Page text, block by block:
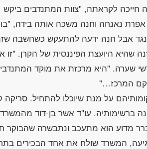
לקראתה, "צוות המתנדבים ביקש
אפרת נאנחה וחנה משכה אותה בידה,
אבל חנה ידעה להתעקש כשחשבה
שהיא היועצת הפיננסית של הקרן. "זו
שערה. "היא מרכזת את מוקד
על מנת שיוכלו להתחיל. סריקה
ברשימותיה. עו"ד אשר בן-דוד
מדוע הוא מתעכב ונתבשרה שהבוקר
המשרד שולח את אחד הבכירים